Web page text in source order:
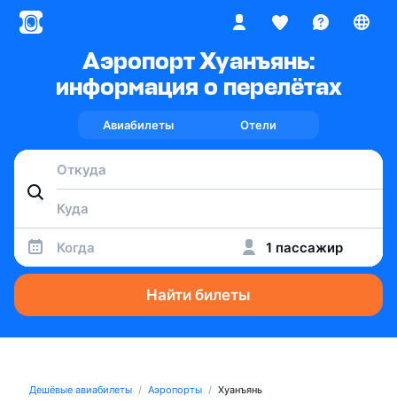
Аэропорт Хуанъянь:
информация о перелётах
Авиабилеты Отели
Когда 1 пассажир
Найти билеты
Дешёвые авиабилеты Аэропорты Хуанъянь